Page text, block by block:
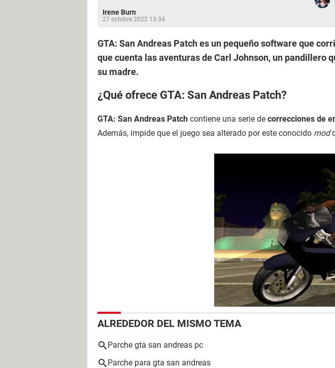
Irene Burn
27 octobre 2022 13:34
GTA: San Andreas Patch es un pequeño software que
que cuenta las aventuras de Carl Johnson, un pandillero
su madre.
¿Qué ofrece GTA: San Andreas Patch?
GTA: San Andreas Patch contiene una serie de correcciones de
Además, impide que el juego sea alterado por este conocido mod
ALREDEDOR DEL MISMO TEMA
Parche gta san andreas pc
Parche para gta san andreas